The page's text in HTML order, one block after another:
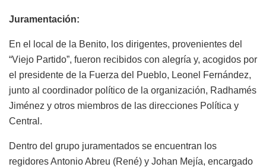
Juramentación:
En el local de la Benito, los dirigentes, provenientes del
“Viejo Partido”, fueron recibidos con alegría y, acogidos por
el presidente de la Fuerza del Pueblo, Leonel Fernández,
junto al coordinador político de la organización, Radhamés
Jiménez y otros miembros de las direcciones Política y
Central.
Dentro del grupo juramentados se encuentran los
regidores Antonio Abreu (René) y Johan Mejía, encargado